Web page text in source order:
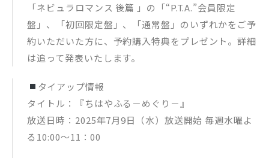
「ネビュラロマンス 後篇 」の「“P.T.A.”会員限定
盤」、「初回限定盤」、「通常盤」のいずれかをご予
約いただいた方に、予約購入特典をプレゼント。詳細
は追って発表いたします。
タイアップ情報
タイトル：『ちはやふる－めぐり－』
放送日時：2025年7月9日（水）放送開始 毎週水曜よ
る10:00～11：00